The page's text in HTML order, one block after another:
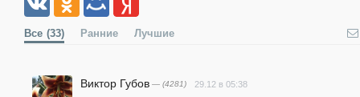
Все (33) Ранние Лучшие
Виктор Губов — (4281) 29.12 в 05:38